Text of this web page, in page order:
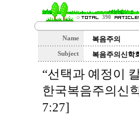
390
Name 복음주의
Subject 복음주의신학
“선택과 예정이
한국복음주의신
7:27]